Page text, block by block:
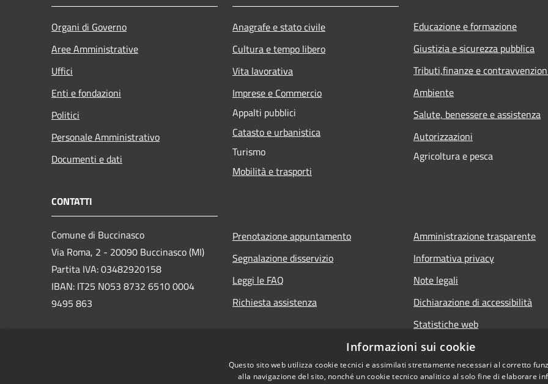
Organi di Governo
Aree Amministrative
Uffici
Enti e fondazioni
Politici
Personale Amministrativo
Documenti e dati
Anagrafe e stato civile
Cultura e tempo libero
Vita lavorativa
Imprese e Commercio
Appalti pubblici
Catasto e urbanistica
Turismo
Mobilità e trasporti
Educazione e formazione
Giustizia e sicurezza pubblica
Tributi,finanze e
Ambiente
Salute, benessere e assistenza
Autorizzazioni
Agricoltura e pesca
CONTATTI
Comune di Buccinasco
Via Roma, 2 - 20090 Buccinasco (MI)
Partita IVA: 03482920158
IBAN: IT25 N053 8732 6510 0004
9495 863
Prenotazione appuntamento
Segnalazione disservizio
Leggi le FAQ
Richiesta assistenza
Amministrazione trasparente
Informativa privacy
Note legali
Dichiarazione di accessibilità
Statistiche web
Informazioni sui cookie
Questo sito web utilizza cookie tecnici e assimilati strettamente necessari al corretto
alla navigazione del sito, nonché un cookie tecnico analitico al solo fine di elaborare